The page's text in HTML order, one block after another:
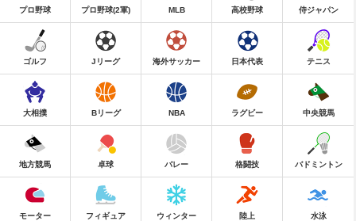
プロ野球 プロ野球(2軍) MLB 高校野球 侍ジャパン
ゴルフ Jリーグ 海外サッカー 日本代表 テニス
大相撲 Bリーグ NBA ラグビー 中央競馬
地方競馬 卓球 バレー 格闘技 バドミントン
モーター フィギュア ウィンター 陸上 水泳